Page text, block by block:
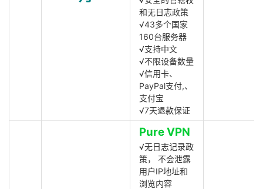
和无日志政策
√43多个国家
160台服务器
√支持中文
√不限设备数量
√信用卡、
PayPal支付,、
支付宝
√7天退款保证
Pure VPN
√无日志记录政
策， 不会泄露
用户IP地址和
浏览内容